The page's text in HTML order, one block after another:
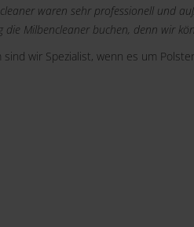
waren sehr professionell und
die Milbencleaner buchen, denn wir
sind wir Spezialist, wenn es um